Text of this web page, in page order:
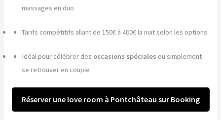
massages en duo
Tarifs compétitifs allant de 150€ à 400€ la nuit selon les options
Idéal pour célébrer des occasions spéciales ou simplement
se retrouver en couple
Réserver une love room à Pontchâteau sur Booking